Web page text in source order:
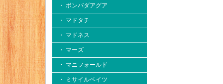
・ ボンバダアグア
・ マドタチ
・ マドネス
・ マーズ
・ マニフォールド
・ ミサイルベイツ